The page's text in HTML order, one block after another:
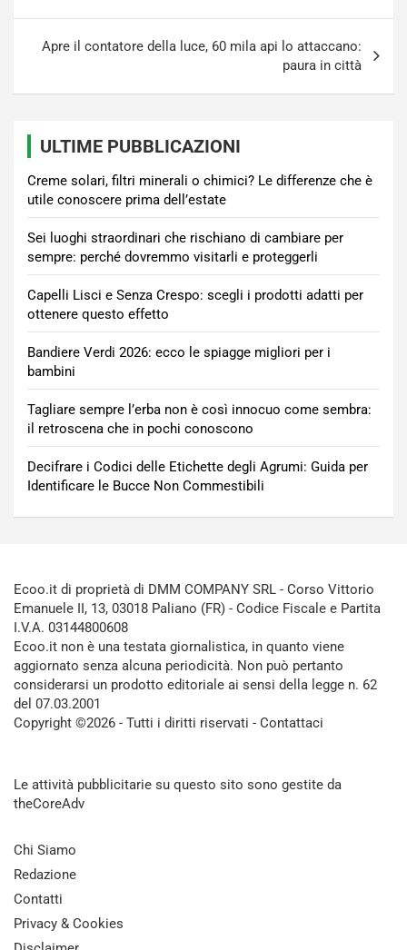
Apre il contatore della luce, 60 mila api lo attaccano:
paura in città
ULTIME PUBBLICAZIONI
Creme solari, filtri minerali o chimici? Le differenze che è
utile conoscere prima dell’estate
Sei luoghi straordinari che rischiano di cambiare per
sempre: perché dovremmo visitarli e proteggerli
Capelli Lisci e Senza Crespo: scegli i prodotti adatti per
ottenere questo effetto
Bandiere Verdi 2026: ecco le spiagge migliori per i
bambini
Tagliare sempre l’erba non è così innocuo come sembra:
il retroscena che in pochi conoscono
Decifrare i Codici delle Etichette degli Agrumi: Guida per
Identificare le Bucce Non Commestibili
Ecoo.it di proprietà di DMM COMPANY SRL - Corso Vittorio
Emanuele II, 13, 03018 Paliano (FR) - Codice Fiscale e Partita
I.V.A. 03144800608
Ecoo.it non è una testata giornalistica, in quanto viene
aggiornato senza alcuna periodicità. Non può pertanto
considerarsi un prodotto editoriale ai sensi della legge n. 62
del 07.03.2001
Copyright ©2026 - Tutti i diritti riservati - Contattaci
Le attività pubblicitarie su questo sito sono gestite da
theCoreAdv
Chi Siamo
Redazione
Contatti
Privacy & Cookies